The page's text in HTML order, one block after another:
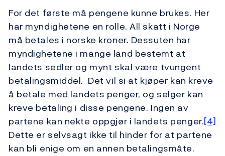
For det første må pengene kunne brukes. Her
har myndighetene en rolle. All skatt i Norge
må betales i norske kroner. Dessuten har
myndighetene i mange land bestemt at
landets sedler og mynt skal være tvungent
betalingsmiddel. Det vil si at kjøper kan kreve
å betale med landets penger, og selger kan
kreve betaling i disse pengene. Ingen av
partene kan nekte oppgjør i landets penger.[4]
Dette er selvsagt ikke til hinder for at partene
kan bli enige om en annen betalingsmåte.